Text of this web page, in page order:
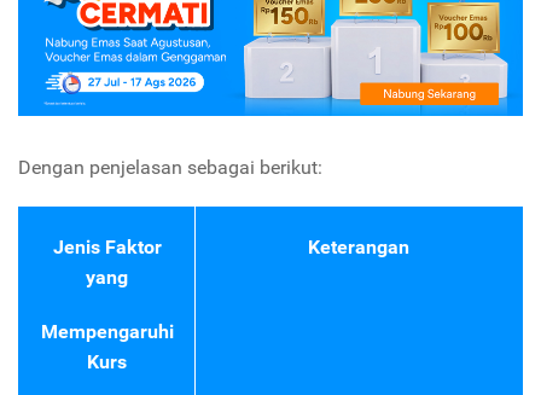
Dengan penjelasan sebagai berikut:
Jenis Faktor
yang
Mempengaruhi
Kurs
Keterangan